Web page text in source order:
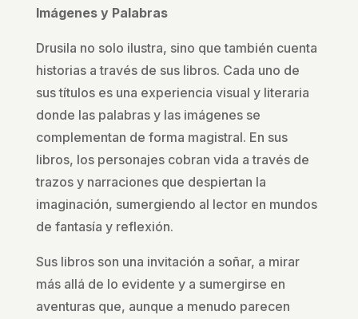
Imágenes y Palabras
Drusila no solo ilustra, sino que también cuenta
historias a través de sus libros. Cada uno de
sus títulos es una experiencia visual y literaria
donde las palabras y las imágenes se
complementan de forma magistral. En sus
libros, los personajes cobran vida a través de
trazos y narraciones que despiertan la
imaginación, sumergiendo al lector en mundos
de fantasía y reflexión.
Sus libros son una invitación a soñar, a mirar
más allá de lo evidente y a sumergirse en
aventuras que, aunque a menudo parecen